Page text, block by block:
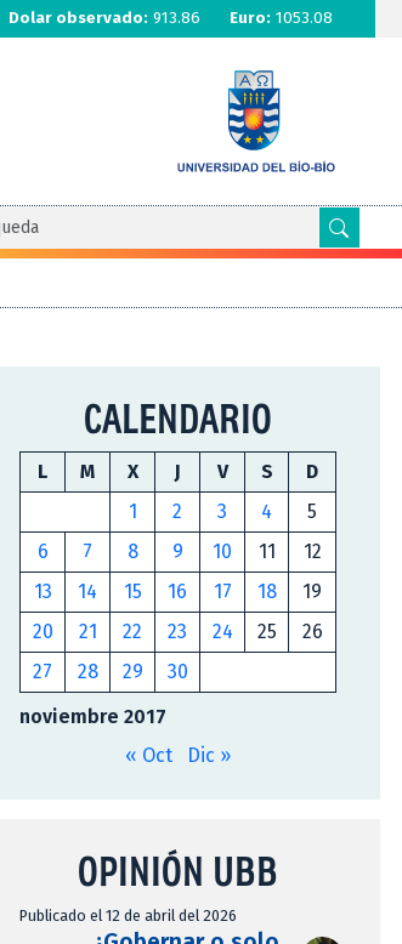
Dolar observado: 913.86 Euro: 1053.08
CALENDARIO
noviembre 2017
L M X J V S
D
1
2 3 4
5
6
7 8 9 10 11
12
13
14 15 16 17 18
19
20
21 22 23 24 25
26
27
28 29 30
« Oct Dic »
OPINIÓN UBB
Publicado el 12 de abril del 2026